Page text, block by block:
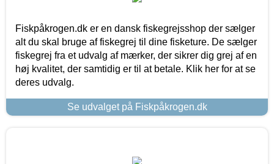
Fiskpåkrogen.dk er en dansk fiskegrejsshop der sælger
alt du skal bruge af fiskegrej til dine fisketure. De sælger
fiskegrej fra et udvalg af mærker, der sikrer dig grej af en
høj kvalitet, der samtidig er til at betale. Klik her for at se
deres udvalg.
Se udvalget på Fiskpåkrogen.dk